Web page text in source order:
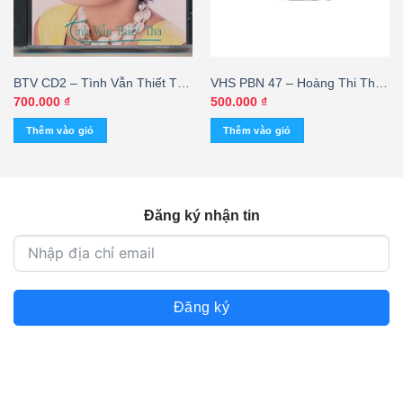
BTV CD2 – Tình Vẫn Thiết Tha
(3 Góc)
700.000 ₫
Thêm vào giỏ
VHS PBN 47 – Hoàng Thi Thơ
2 (2 Tape) KGMG – cái
500.000 ₫
Thêm vào giỏ
Đăng ký nhận tin
Đăng ký